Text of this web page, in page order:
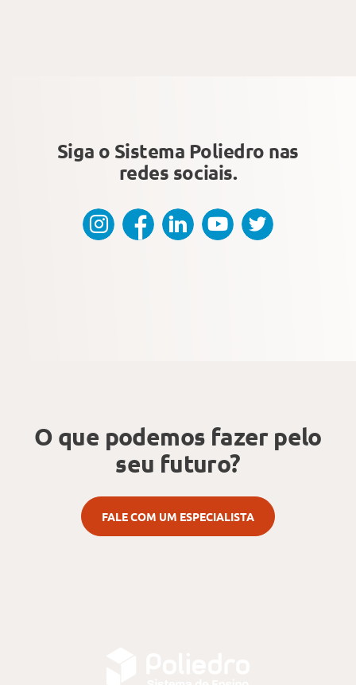
Siga o Sistema Poliedro nas
redes sociais.
O que podemos fazer pelo
seu futuro?
FALE COM UM ESPECIALISTA